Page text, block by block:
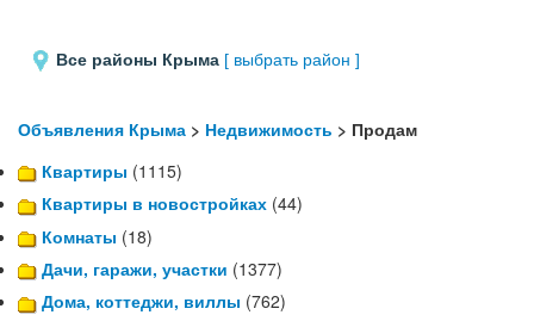
Все районы Крыма [ выбрать район ]
Объявления Крыма > Недвижимость > Продам
Квартиры (1115)
Квартиры в новостройках (44)
Комнаты (18)
Дачи, гаражи, участки (1377)
Дома, коттеджи, виллы (762)